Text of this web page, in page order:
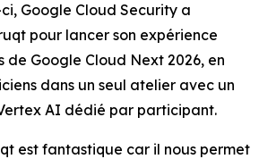
Google Cloud Security a
pour lancer son expérience
de Google Cloud Next 2026, en
dans un seul atelier avec un
AI dédié par participant.
est fantastique car il nous permet